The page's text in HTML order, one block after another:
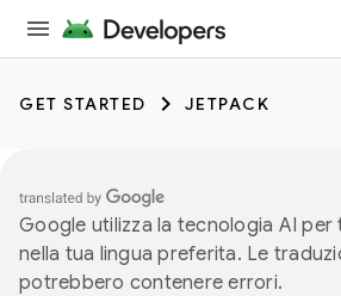
GET STARTED JETPACK
Google utilizza la tecnologia AI
nella tua lingua preferita. Le
potrebbero contenere errori.